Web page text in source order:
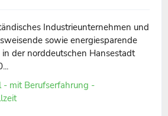
Industrieunternehmen und
sowie energiesparende
der norddeutschen Hansestadt
- mit Berufserfahrung -